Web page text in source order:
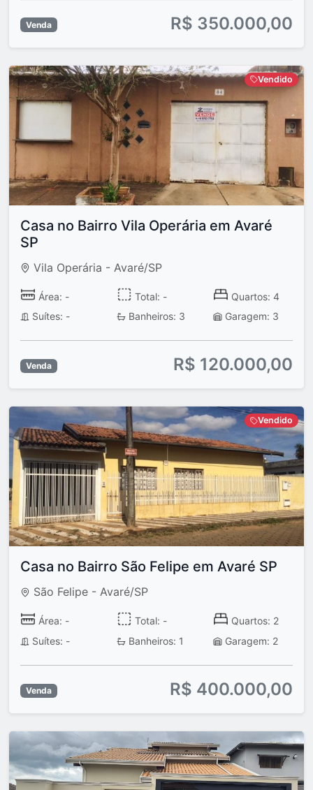
Venda R$ 350.000,00
Vendido
Casa no Bairro Vila Operária em Avaré
SP
Vila Operária - Avaré/SP
Área: - Total: -
Quartos: 4
Suítes: -
Banheiros: 3 Garagem: 3
Venda R$ 120.000,00
Vendido
Casa no Bairro São Felipe em Avaré SP
São Felipe - Avaré/SP
Área: - Total: -
Quartos: 2
Suítes: -
Banheiros: 1 Garagem: 2
Venda R$ 400.000,00